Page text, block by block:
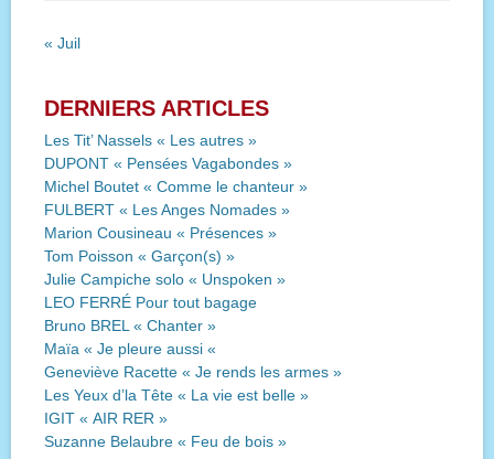
« Juil
DERNIERS ARTICLES
Les Tit’ Nassels « Les autres »
DUPONT « Pensées Vagabondes »
Michel Boutet « Comme le chanteur »
FULBERT « Les Anges Nomades »
Marion Cousineau « Présences »
Tom Poisson « Garçon(s) »
Julie Campiche solo « Unspoken »
LEO FERRÉ Pour tout bagage
Bruno BREL « Chanter »
Maïa « Je pleure aussi «
Geneviève Racette « Je rends les armes »
Les Yeux d’la Tête « La vie est belle »
IGIT « AIR RER »
Suzanne Belaubre « Feu de bois »